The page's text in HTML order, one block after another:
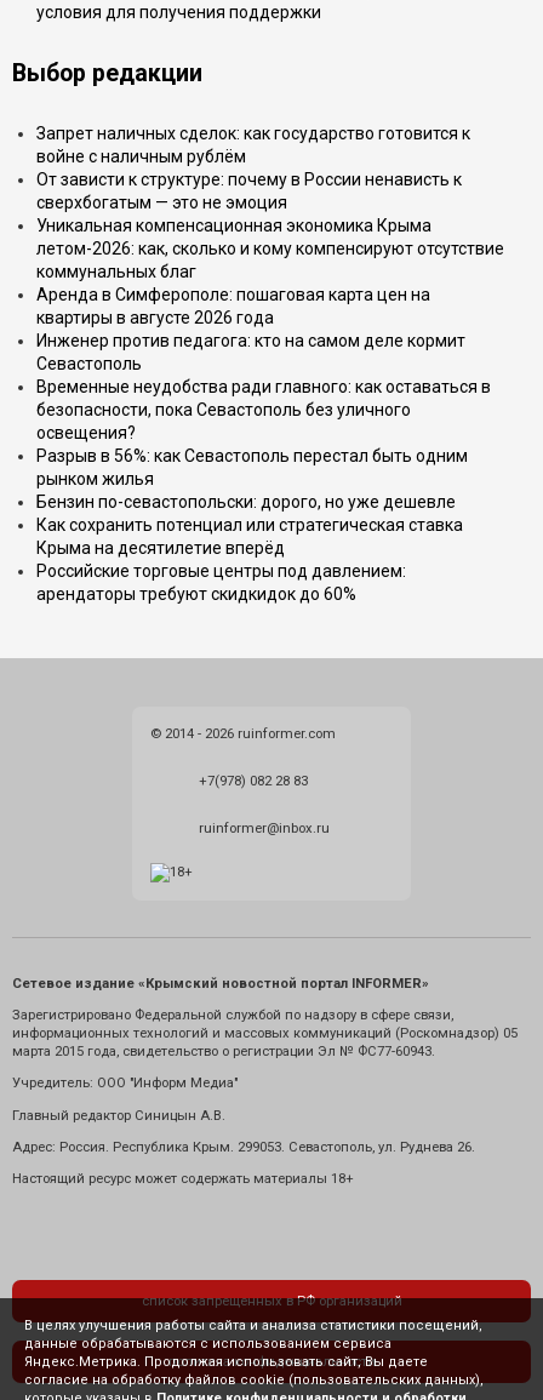
условия для получения поддержки
Выбор редакции
Запрет наличных сделок: как государство готовится к
войне с наличным рублём
От зависти к структуре: почему в России ненависть к
сверхбогатым — это не эмоция
Уникальная компенсационная экономика Крыма
летом-2026: как, сколько и кому компенсируют отсутствие
коммунальных благ
Аренда в Симферополе: пошаговая карта цен на
квартиры в августе 2026 года
Инженер против педагога: кто на самом деле кормит
Севастополь
Временные неудобства ради главного: как оставаться в
безопасности, пока Севастополь без уличного
освещения?
Разрыв в 56%: как Севастополь перестал быть одним
рынком жилья
Бензин по-севастопольски: дорого, но уже дешевле
Как сохранить потенциал или стратегическая ставка
Крыма на десятилетие вперёд
Российские торговые центры под давлением:
арендаторы требуют скидкидок до 60%
© 2014 - 2026 ruinformer.com
+7(978) 082 28 83
ruinformer@inbox.ru
Сетевое издание «Крымский новостной портал INFORMER»
Зарегистрировано Федеральной службой по надзору в сфере связи,
информационных технологий и массовых коммуникаций (Роскомнадзор) 05
марта 2015 года, свидетельство о регистрации Эл № ФС77-60943.
Учредитель: ООО "Информ Медиа"
Главный редактор Синицын А.В.
Адрес: Россия. Республика Крым. 299053. Севастополь, ул. Руднева 26.
Настоящий ресурс может содержать материалы 18+
список запрещенных в РФ организаций
политика конфиденциальности
В целях улучшения работы сайта и анализа статистики посещений,
данные обрабатываются с использованием сервиса
Яндекс.Метрика. Продолжая использовать сайт, Вы даете
согласие на обработку файлов cookie (пользовательских данных),